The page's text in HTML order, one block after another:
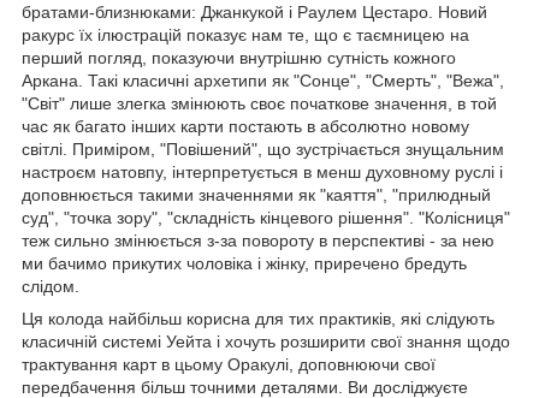
братами-близнюками: Джанкукой і Раулем Цестаро. Новий
ракурс їх ілюстрацій показує нам те, що є таємницею на
перший погляд, показуючи внутрішню сутність кожного
Аркана. Такі класичні архетипи як "Сонце", "Смерть", "Вежа",
"Світ" лише злегка змінюють своє початкове значення, в той
час як багато інших карти постають в абсолютно новому
світлі. Приміром, "Повішений", що зустрічається знущальним
настроєм натовпу, інтерпретується в менш духовному руслі і
доповнюється такими значеннями як "каяття", "прилюдный
суд", "точка зору", "складність кінцевого рішення". "Колісниця"
теж сильно змінюється з-за повороту в перспективі - за нею
ми бачимо прикутих чоловіка і жінку, приречено бредуть
слідом.
Ця колода найбільш корисна для тих практиків, які слідують
класичній системі Уейта і хочуть розширити свої знання щодо
трактування карт в цьому Оракулі, доповнюючи свої
передбачення більш точними деталями. Ви досліджуєте